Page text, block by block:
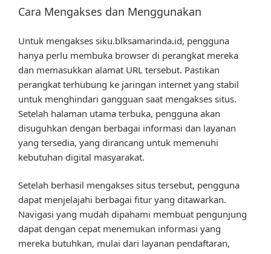
Cara Mengakses dan Menggunakan
Untuk mengakses siku.blksamarinda.id, pengguna
hanya perlu membuka browser di perangkat mereka
dan memasukkan alamat URL tersebut. Pastikan
perangkat terhubung ke jaringan internet yang stabil
untuk menghindari gangguan saat mengakses situs.
Setelah halaman utama terbuka, pengguna akan
disuguhkan dengan berbagai informasi dan layanan
yang tersedia, yang dirancang untuk memenuhi
kebutuhan digital masyarakat.
Setelah berhasil mengakses situs tersebut, pengguna
dapat menjelajahi berbagai fitur yang ditawarkan.
Navigasi yang mudah dipahami membuat pengunjung
dapat dengan cepat menemukan informasi yang
mereka butuhkan, mulai dari layanan pendaftaran,